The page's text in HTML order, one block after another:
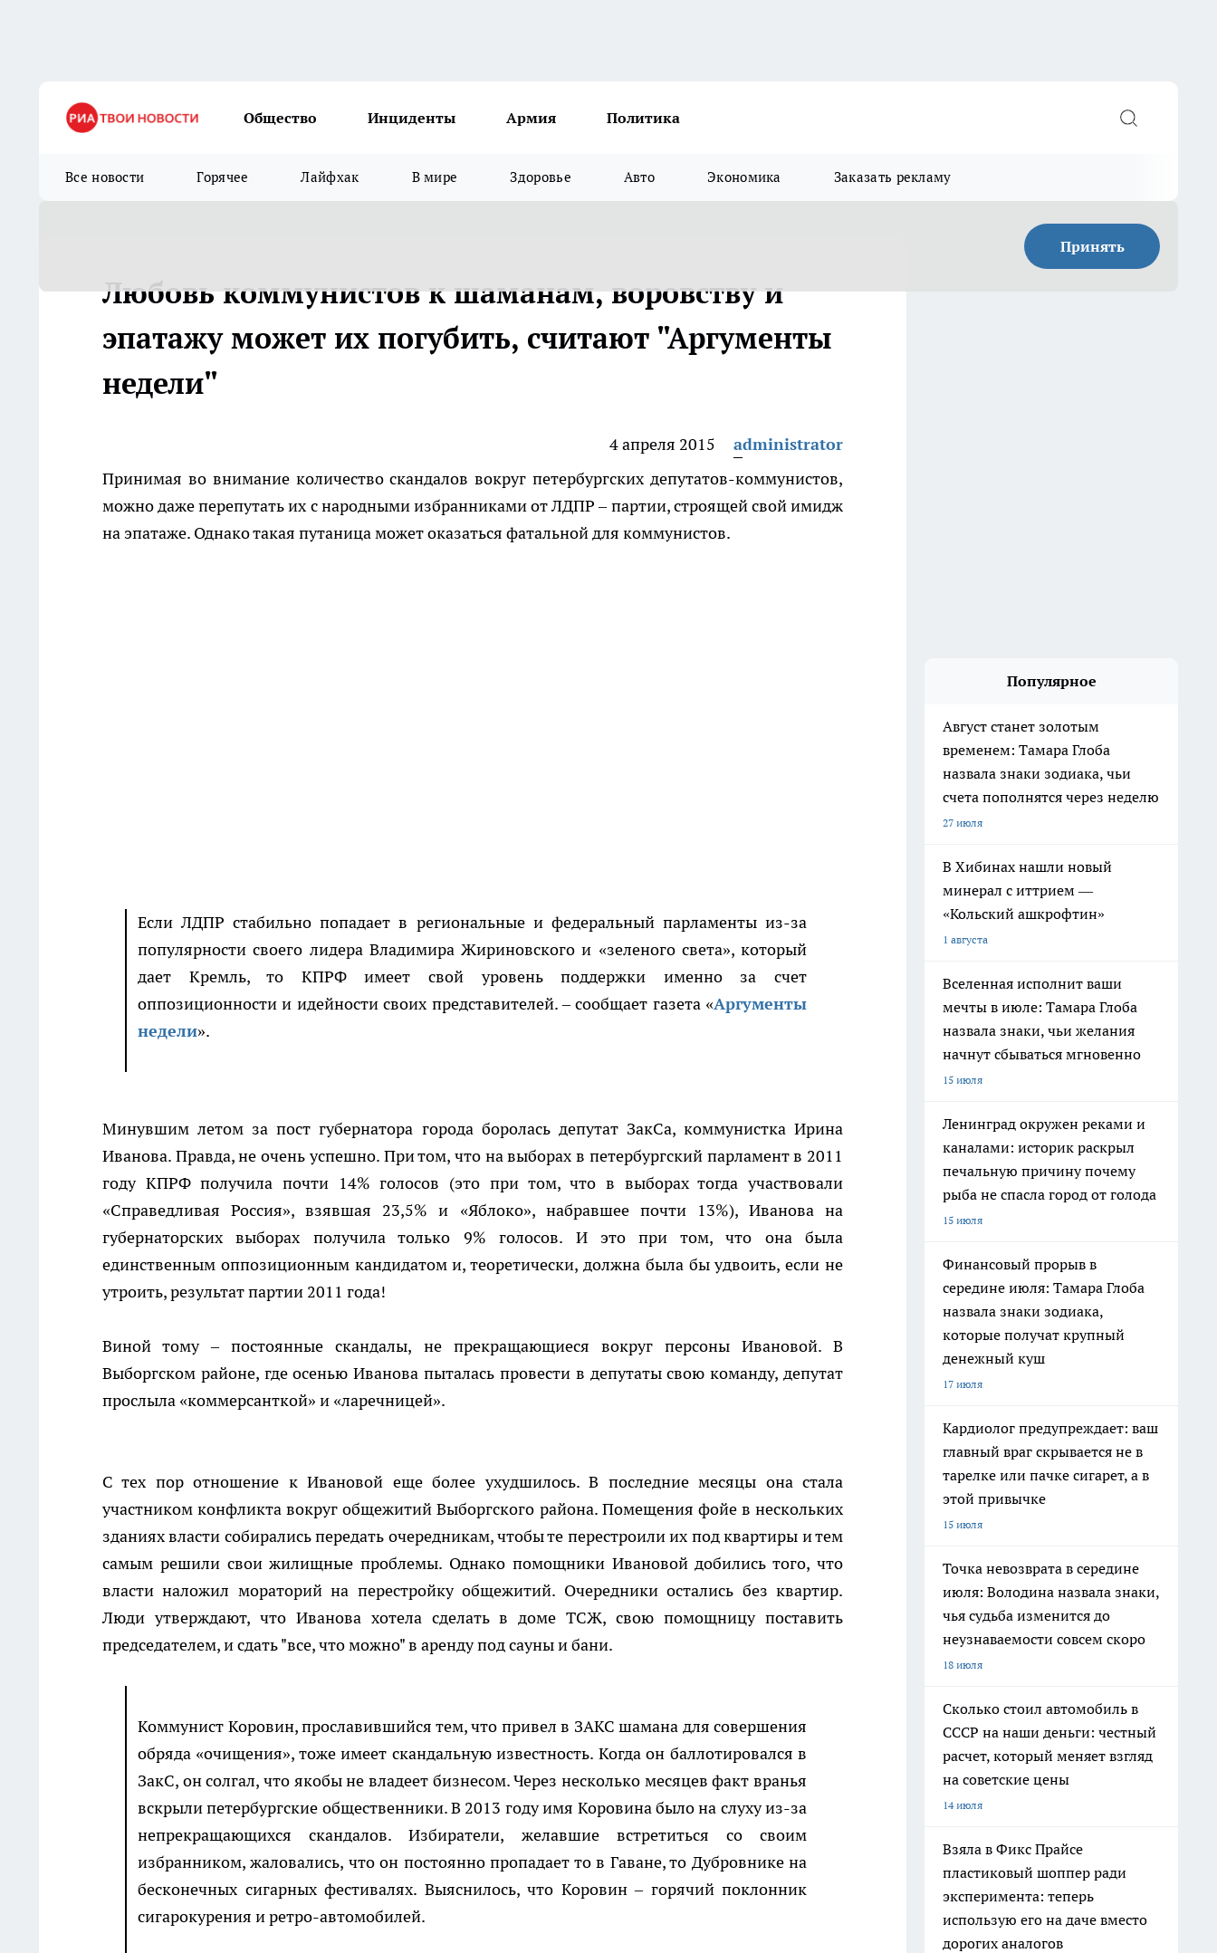
Общество Инциденты Армия Политика
Все новости Горячее Лайфхак В мире Здоровье Авто Экономика Заказать рекламу
Принять
Любовь коммунистов к шаманам, воровству и
эпатажу может их погубить, считают "Аргументы
недели"
4 апреля 2015
administrator
Принимая во внимание количество скандалов вокруг петербургских депутатов-коммунистов,
можно даже перепутать их с народными избранниками от ЛДПР – партии, строящей свой имидж
на эпатаже. Однако такая путаница может оказаться фатальной для коммунистов.
Если ЛДПР стабильно попадает в региональные и федеральный парламенты из-за
популярности своего лидера Владимира Жириновского и «зеленого света», который
дает Кремль, то КПРФ имеет свой уровень поддержки именно за счет
оппозиционности и идейности своих представителей. – сообщает газета «Аргументы
недели».
Минувшим летом за пост губернатора города боролась депутат ЗакСа, коммунистка Ирина
Иванова. Правда, не очень успешно. При том, что на выборах в петербургский парламент в 2011
году КПРФ получила почти 14% голосов (это при том, что в выборах тогда участвовали
«Справедливая Россия», взявшая 23,5% и «Яблоко», набравшее почти 13%), Иванова на
губернаторских выборах получила только 9% голосов. И это при том, что она была
единственным оппозиционным кандидатом и, теоретически, должна была бы удвоить, если не
утроить, результат партии 2011 года!
Виной тому – постоянные скандалы, не прекращающиеся вокруг персоны Ивановой. В
Выборгском районе, где осенью Иванова пыталась провести в депутаты свою команду, депутат
прослыла «коммерсанткой» и «ларечницей».
С тех пор отношение к Ивановой еще более ухудшилось. В последние месяцы она стала
участником конфликта вокруг общежитий Выборгского района. Помещения фойе в нескольких
зданиях власти собирались передать очередникам, чтобы те перестроили их под квартиры и тем
самым решили свои жилищные проблемы. Однако помощники Ивановой добились того, что
власти наложил мораторий на перестройку общежитий. Очередники остались без квартир.
Люди утверждают, что Иванова хотела сделать в доме ТСЖ, свою помощницу поставить
председателем, и сдать "все, что можно" в аренду под сауны и бани.
Коммунист Коровин, прославившийся тем, что привел в ЗАКС шамана для совершения
обряда «очищения», тоже имеет скандальную известность. Когда он баллотировался в
ЗакС, он солгал, что якобы не владеет бизнесом. Через несколько месяцев факт вранья
вскрыли петербургские общественники. В 2013 году имя Коровина было на слуху из-за
непрекращающихся скандалов. Избиратели, желавшие встретиться со своим
избранником, жаловались, что он постоянно пропадает то в Гаване, то Дубровнике на
бесконечных сигарных фестивалях. Выяснилось, что Коровин – горячий поклонник
сигарокурения и ретро-автомобилей.
Популярное
Август станет золотым
временем: Тамара Глоба
назвала знаки зодиака, чьи
счета пополнятся через неделю
27 июля
В Хибинах нашли новый
минерал с иттрием —
«Кольский ашкрофтин»
1 августа
Вселенная исполнит ваши
мечты в июле: Тамара Глоба
назвала знаки, чьи желания
начнут сбываться мгновенно
15 июля
Ленинград окружен реками и
каналами: историк раскрыл
печальную причину почему
рыба не спасла город от голода
15 июля
Финансовый прорыв в
середине июля: Тамара Глоба
назвала знаки зодиака,
которые получат крупный
денежный куш
17 июля
Кардиолог предупреждает: ваш
главный враг скрывается не в
тарелке или пачке сигарет, а в
этой привычке
15 июля
Точка невозврата в середине
июля: Володина назвала знаки,
чья судьба изменится до
неузнаваемости совсем скоро
18 июля
Сколько стоил автомобиль в
СССР на наши деньги: честный
расчет, который меняет взгляд
на советские цены
14 июля
Взяла в Фикс Прайсе
пластиковый шоппер ради
эксперимента: теперь
использую его на даче вместо
дорогих аналогов